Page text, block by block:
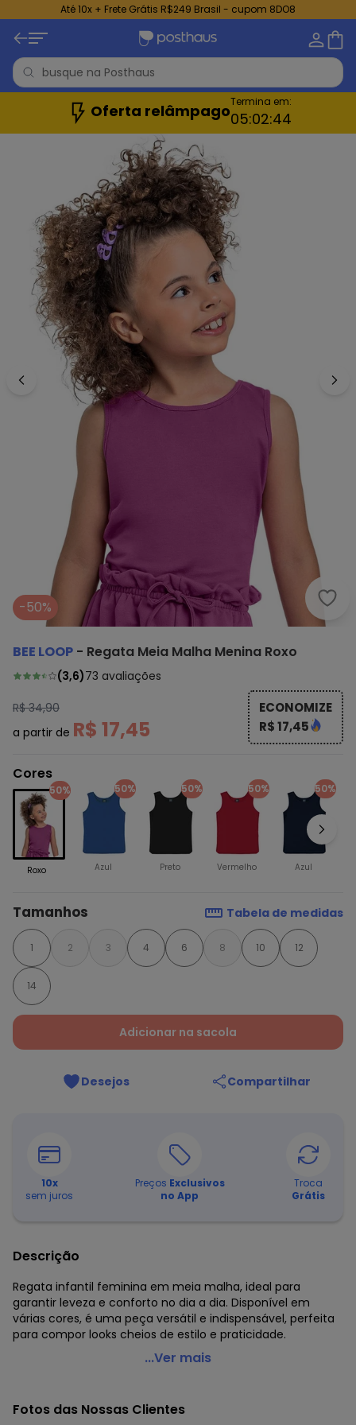
Até 10x + Frete Grátis R$249 Brasil - cupom 8DO8
Oferta relâmpagoTermina em:
05:02:42
Bee
-50%
BEE LOOP - Regata Meia Malha Menina Roxo
(3,6)73 avaliações
R$ 34,90
a partir de R$ 17,45
ECONOMIZE
R$ 17,45
Cores
50%
Roxo
50%
Azul
50%
Preto
50%
Vermelho
50%
Azul
Tamanhos Tabela de medidas
1 2 3 4 6 8 10 12
14
Adicionar na sacola
Desejos Compartilhar
10x
sem juros
Preços Exclusivos
no App
Troca
Grátis
Descrição
Regata infantil feminina em meia malha, ideal para
garantir leveza e conforto no dia a dia. Disponível em
várias cores, é uma peça versátil e indispensável, perfeita
para compor looks cheios de estilo e praticidade.
Bee Loop - Regata Meia Malha Menina Roxo
Modelagem: Justa
Comprimento da Manga: Curta
...Ver mais
Fotos das Nossas Clientes